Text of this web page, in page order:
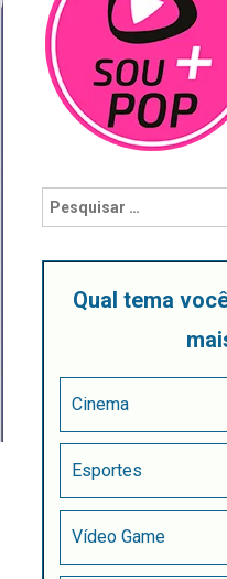
Qual tema
Cinema
Esportes
Vídeo Game